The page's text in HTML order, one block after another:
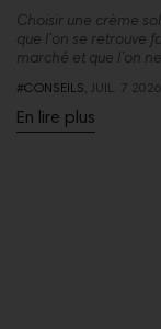
en fonction de
complet pour
Choisir une crème
que l’on se retrouve
marché et que l’on
seulement celui qui
Et c’est souvent là
#CONSEILS, JUIL. 7 2026
En lire plus